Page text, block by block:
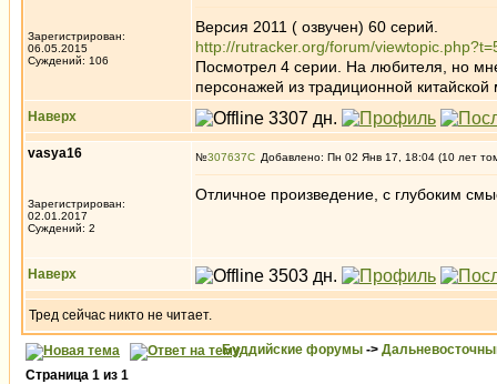
Зарегистрирован:
06.05.2015
Суждений: 106
Версия 2011 ( озвучен) 60 серий.
http://rutracker.org/forum/
Посмотрел 4 серии. На любителя, но
персонажей из традиционной
Наверх
vasya16
Зарегистрирован:
02.01.2017
Суждений: 2
№307637 Добавлено: Пн 02 Янв 17, 18:04 (10 лет
Отличное произведение, с глубоким
Наверх
Тред сейчас никто не читает.
Буддийские форумы ->
Страница 1 из 1